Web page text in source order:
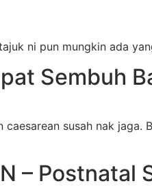
ni pun mungkin ada
Sembuh
susah nak
– Postnatal